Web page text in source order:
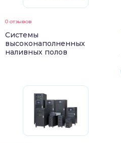
0 отзывов
Системы
высоконаполненных
наливных полов